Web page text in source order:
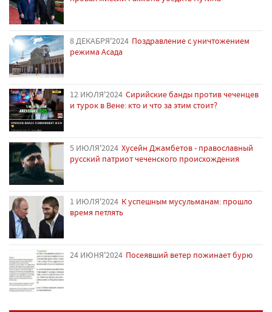
8 ДЕКАБРЯ'2024 Поздравление с уничтожением
режима Асада
12 ИЮЛЯ'2024 Сирийские банды против чеченцев
и турок в Вене: кто и что за этим стоит?
5 ИЮЛЯ'2024 Хусейн Джамбетов - православный
русский патриот чеченского происхождения
1 ИЮЛЯ'2024 К успешным мусульманам: прошло
время петлять
24 ИЮНЯ'2024 Посеявший ветер пожинает бурю